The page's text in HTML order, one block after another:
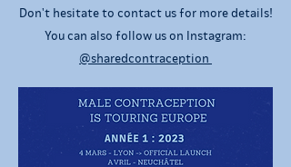
Don't hesitate to contact us for more details!
You can also follow us on Instagram:
@sharedcontraception